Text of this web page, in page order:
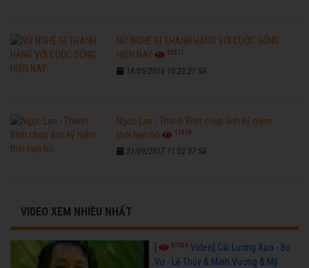
NỮ NGHỆ SĨ THANH HẰNG VỚI CUỘC SỐNG
HIỆN NAY
32571
18/05/2016 10:22:21 SA
Ngọc Lan - Thanh Bình chụp ảnh kỷ niệm
thời hẹn hò
17818
21/09/2017 11:02:37 SA
VIDEO XEM NHIỀU NHẤT
[ 67084 Video] Cải Lương Xưa - Bơ
Vơ - Lệ Thủy & Minh Vương & Mỹ